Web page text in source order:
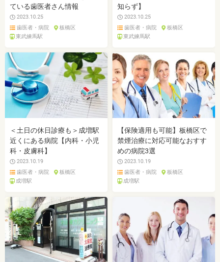
ている歯医者さん情報
2023.10.25
歯医者・病院
板橋区
東武練馬駅
知らず】
2023.10.25
歯医者・病院
板橋区
東武練馬駅
＜土日の休日診療も＞成増駅
近くにある病院【内科・小児
科・皮膚科】
2023.10.19
歯医者・病院
板橋区
成増駅
【保険適用も可能】板橋区で
禁煙治療に対応可能なおすす
めの病院3選
2023.10.19
歯医者・病院
板橋区
成増駅